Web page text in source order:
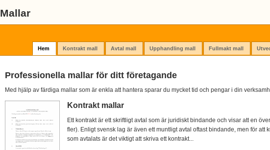
Mallar
Hem Kontrakt mall Avtal mall Upphandling mall Fullmakt mall
Professionella mallar för ditt företagande
Med hjälp av färdiga mallar som är enkla att hantera sparar du mycket tid och pengar i din
Kontrakt mallar
Ett kontrakt är ett skriftligt avtal som är juridiskt bindande och visar att en
fler). Enligt svensk lag är även ett muntligt avtal oftast bindande, men för att
som avtalats är det viktigt att skriva ett kontrakt...